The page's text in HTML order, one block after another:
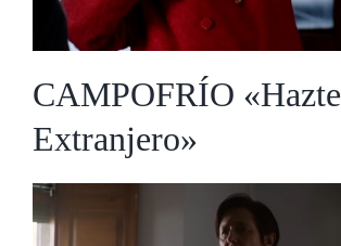
CAMPOFRÍO «Hazte
Extranjero»